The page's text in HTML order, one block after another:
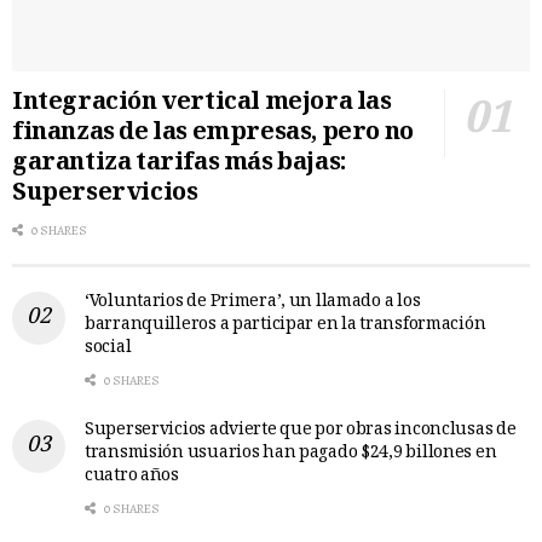
Integración vertical mejora las
finanzas de las empresas, pero no
garantiza tarifas más bajas:
Superservicios
0 SHARES
‘Voluntarios de Primera’, un llamado a los
barranquilleros a participar en la transformación
social
0 SHARES
Superservicios advierte que por obras inconclusas de
transmisión usuarios han pagado $24,9 billones en
cuatro años
0 SHARES